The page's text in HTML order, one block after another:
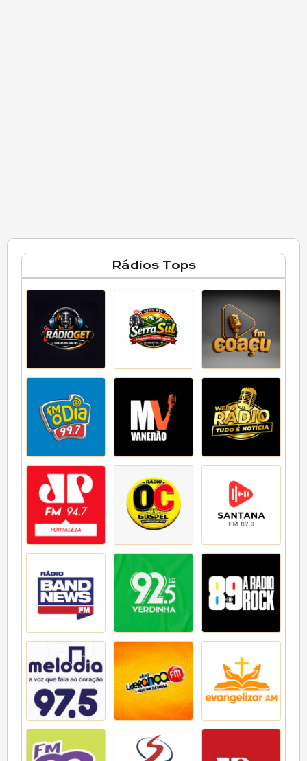
Rádios Tops